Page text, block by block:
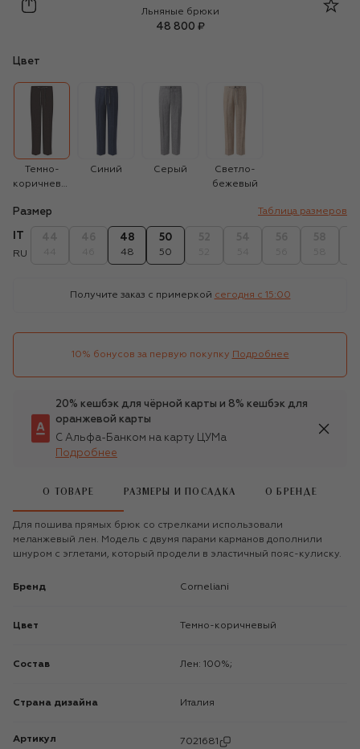
Corneliani
Льняные брюки
48 800 ₽
Цвет
Темно-
коричневый
Синий Серый
Светло-
бежевый
Размер Таблица размеров
RU
48
48
50
50
Получите заказ с примеркой сегодня c 15:00
10% бонусов за первую покупку Подробнее
20% кешбэк для чёрной карты и 8% кешбэк для
оранжевой карты
С Альфа-Банком на карту ЦУМа
Подробнее
О ТОВАРЕ РАЗМЕРЫ И ПОСАДКА О БРЕНДЕ
Для пошива прямых брюк со стрелками использовали
меланжевый лен. Модель с двумя парами карманов дополнили
шнуром с эглетами, который продели в эластичный пояс-кулиску.
Бренд Corneliani
Цвет Темно-коричневый
Состав Лен: 100%;
Страна дизайна Италия
Артикул 7021681